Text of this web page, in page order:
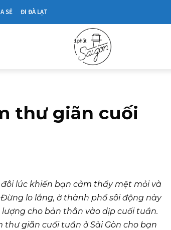
SẺ ĐI ĐÀ LẠT
thư giãn cuối
đôi lúc khiến bạn cảm thấy mệt mỏi và
lo lắng, ở thành phố sôi động này
cho bản thân vào dịp cuối tuần.
thư giãn cuối tuần ở Sài Gòn cho bạn